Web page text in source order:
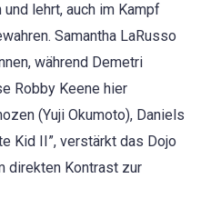
und lehrt, auch im Kampf
Samantha LaRusso
während Demetri
Robby Keene hier
(Yuji Okumoto), Daniels
Kid II”, verstärkt das Dojo
direkten Kontrast zur